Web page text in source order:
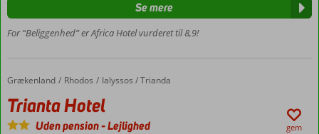
for
havudsigt
For “Beliggenhed” er Africa Hotel vurderet til 8,9!
Se mere
Forside
Grækenland Rhodos Ialyssos / Trianda
Trianta Hotel
Trianta Hotel
Uden pension-Lejlighed gem